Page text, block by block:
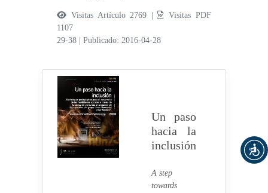
Visitas Artículo 2769 |
Visitas PDF
1107
29-38
|Publicado: 2016-04-28
Un paso
hacia la
inclusión
A step
towards